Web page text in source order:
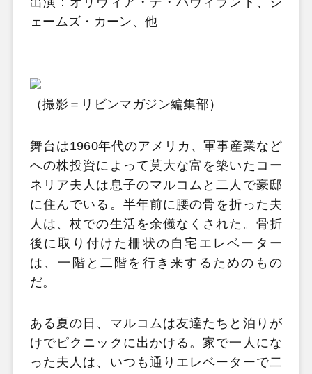
ェームズ・カーン、他
（撮影＝リビンマガジン編集部）
舞台は1960年代のアメリカ、軍事産業など
への株投資によって莫大な富を築いたコー
ネリア夫人は息子のマルコムと二人で豪邸
に住んでいる。半年前に腰の骨を折った夫
人は、杖での生活を余儀なくされた。骨折
後に取り付けた柵状の自宅エレベーター
は、一階と二階を行き来するためのもの
だ。
ある夏の日、マルコムは友達たちと泊りが
けでピクニックに出かける。家で一人にな
った夫人は、いつも通りエレベーターで二